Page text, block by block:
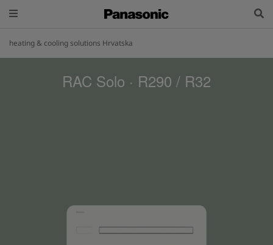
heating & cooling solutions Hrvatska
RAC Solo · R290 / R32